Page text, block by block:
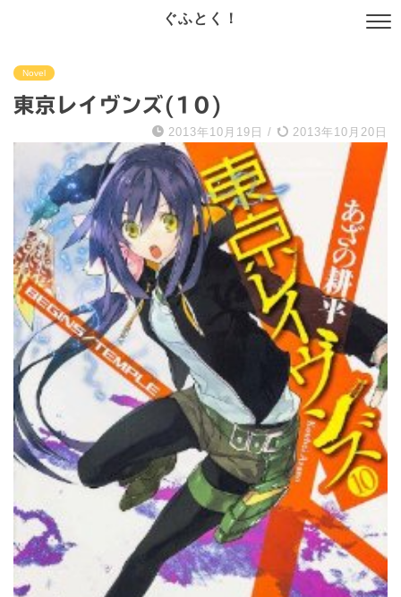
ぐふとく！
Novel
東京レイヴンズ(10)
2013年10月19日 / 2013年10月20日